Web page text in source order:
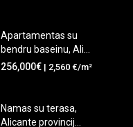
Apartamentas su
bendru baseinu, Ali...
256,000€ | 2,560 €/m²
Namas su terasa,
Alicante provincij...